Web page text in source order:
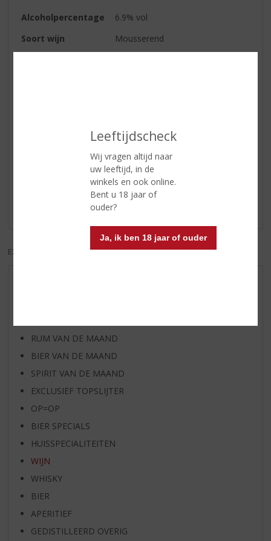
Leeftijdscheck
Wij vragen altijd naar
uw leeftijd, in de
winkels en ook online.
Bent u 18 jaar of
ouder?
Ja, ik ben 18 jaar of ouder
Alcoholpercentage
6.9% vol
Soort wijn
Mousserend
Reviews
Schrijf een review
Er zijn nog geen reviews geplaatst voor dit product
EXCL. BTW INCL. BTW
RUM VAN DE MAAND
BIER VAN DE MAAND
SPIRIT VAN DE MAAND
EXCLUSIEF TOPSLIJTER
OP=OP
BIER SPECIALS
HUISSPECIALITEITEN
WIJN
WHISKY
BIER
APERITIEF
GEDISTILLEERD OVERIG